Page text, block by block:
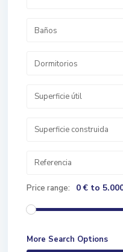
Baños
Dormitorios
Price range: 0 € to
More Search Options